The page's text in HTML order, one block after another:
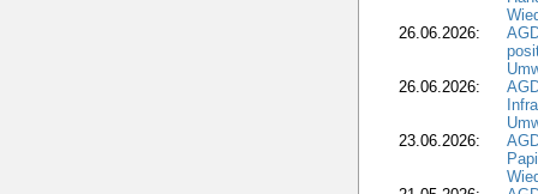
26.06.2026:
26.06.2026:
23.06.2026: